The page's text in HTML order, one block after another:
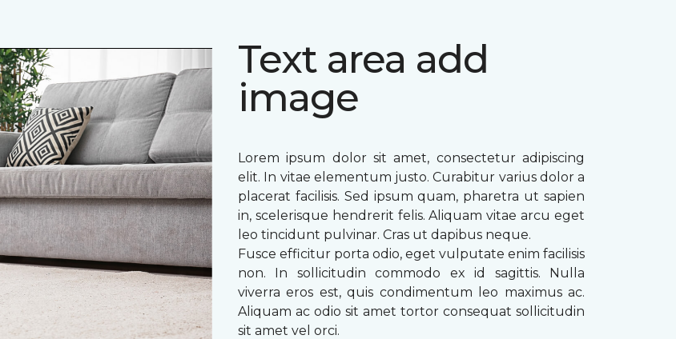
Text area add
image
Lorem ipsum dolor sit amet, consectetur adipiscing
elit. In vitae elementum justo. Curabitur varius dolor a
placerat facilisis. Sed ipsum quam, pharetra ut sapien
in, scelerisque hendrerit felis. Aliquam vitae arcu eget
leo tincidunt pulvinar. Cras ut dapibus neque.
Fusce efficitur porta odio, eget vulputate enim facilisis
non. In sollicitudin commodo ex id sagittis. Nulla
viverra eros est, quis condimentum leo maximus ac.
Aliquam ac odio sit amet tortor consequat sollicitudin
sit amet vel orci.